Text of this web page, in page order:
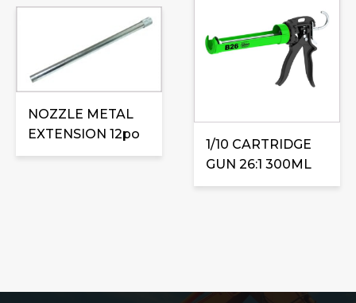
NOZZLE METAL
EXTENSION 12po
1/10 CARTRIDGE
GUN 26:1 300ML